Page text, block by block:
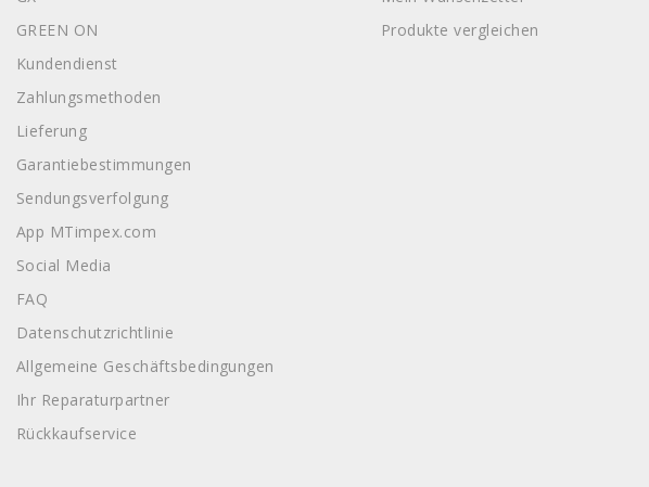
GREEN ON
Kundendienst
Zahlungsmethoden
Lieferung
Garantiebestimmungen
Sendungsverfolgung
App MTimpex.com
Social Media
FAQ
Datenschutzrichtlinie
Allgemeine Geschäftsbedingungen
Ihr Reparaturpartner
Rückkaufservice
Produkte vergleichen